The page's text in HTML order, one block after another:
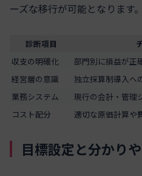
ーズな移行が可能となります。
診断項目
収支の明確化
部門別に損益が正
経営層の意識
独立採算制導入へ
業務システム
現行の会計・管理
コスト配分
適切な原価計算や
目標設定と分かり